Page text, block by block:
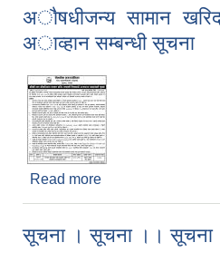
अाैषधीजन्य सामान
अाव्हान सम्बन्धी सूचना
Read more
सूचना । सूचना ।। सूचना